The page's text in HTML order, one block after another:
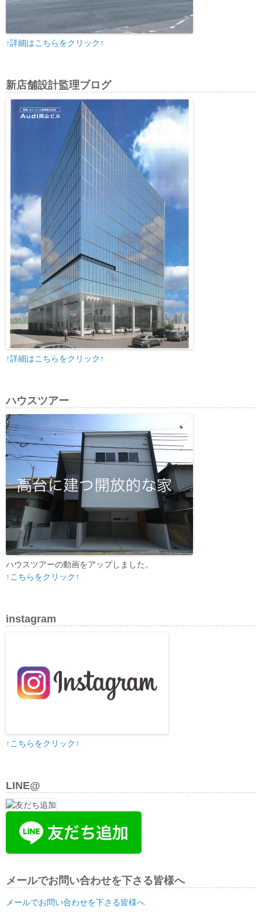
↑詳細はこちらをクリック↑
新店舗設計監理ブログ
↑詳細はこちらをクリック↑
ハウスツアー
ハウスツアーの動画をアップしました。
↑こちらをクリック↑
instagram
↑こちらをクリック↑
LINE@
メールでお問い合わせを下さる皆様へ
メールでお問い合わせを下さる皆様へ